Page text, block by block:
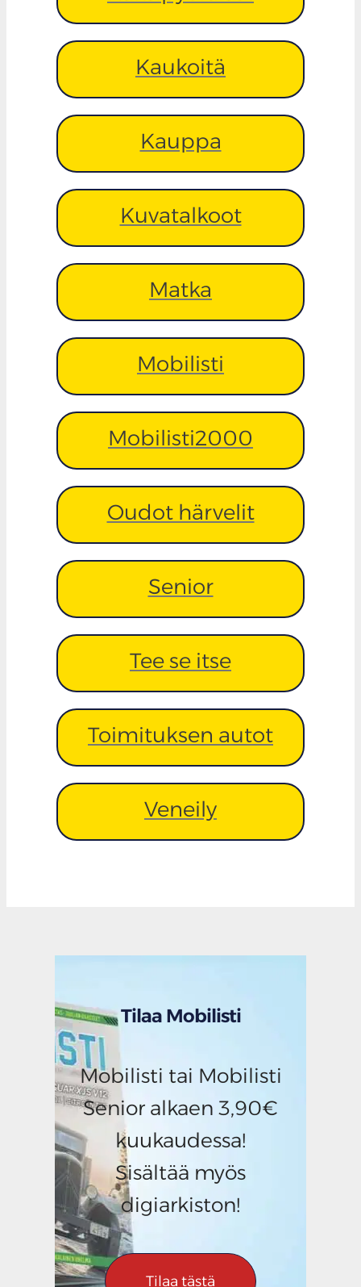
Kaukoitä
Kauppa
Kuvatalkoot
Matka
Mobilisti
Mobilisti2000
Oudot härvelit
Senior
Tee se itse
Toimituksen autot
Veneily
Tilaa Mobilisti
Mobilisti tai Mobilisti
Senior alkaen 3,90€
kuukaudessa!
Sisältää myös
digiarkiston!
Tilaa tästä